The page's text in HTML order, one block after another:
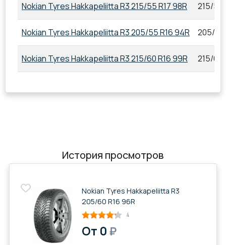
Nokian Tyres Hakkapeliitta R3 215/55 R17 98R 215/55
Nokian Tyres Hakkapeliitta R3 205/55 R16 94R 205/55
Nokian Tyres Hakkapeliitta R3 215/60 R16 99R 215/60
История просмотров
Nokian Tyres Hakkapeliitta R3
205/60 R16 96R
4
От 0₽